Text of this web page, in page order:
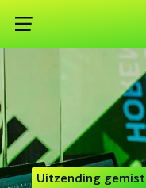
Uitzending gemist